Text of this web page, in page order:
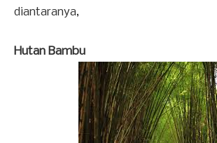
diantaranya,
Hutan Bambu